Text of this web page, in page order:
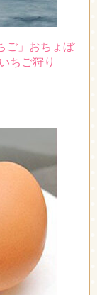
ご」おちょぼ
ちご狩り